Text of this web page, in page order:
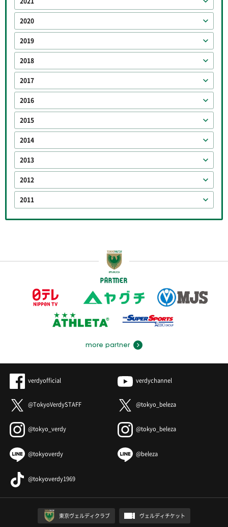
2020
2019
2018
2017
2016
2015
2014
2013
2012
2011
PARTNER
more partner
verdyofficial verdychannel
@TokyoVerdySTAFF @tokyo_beleza
@tokyo_verdy @tokyo_beleza
@tokyoverdy @beleza
@tokyoverdy1969
東京ヴェルディクラブ ヴェルディチケット